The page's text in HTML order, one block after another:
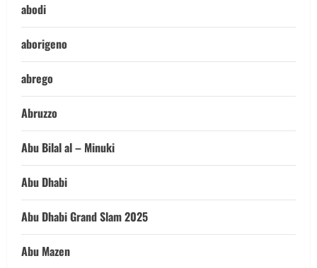
abodi
aborigeno
abrego
Abruzzo
Abu Bilal al – Minuki
Abu Dhabi
Abu Dhabi Grand Slam 2025
Abu Mazen